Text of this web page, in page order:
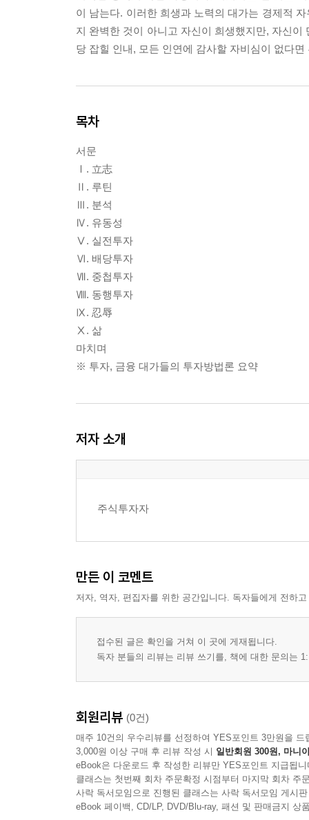
이 남는다. 이러한 희생과 노력의 대가는 경제적
지 완벽한 것이 아니고 자신이 희생했지만, 자신
당 잡힐 인내, 모든 인연에 감사할 자비심이 없다
목차
서문
Ⅰ. 立志
Ⅱ. 루틴
Ⅲ. 분석
Ⅳ. 유동성
Ⅴ. 실전투자
Ⅵ. 배당투자
Ⅶ. 중첩투자
Ⅷ. 동행투자
Ⅸ. 忍辱
Ⅹ. 삶
마치며
※ 투자, 금융 대가들의 투자방법론 요약
저자 소개
주식투자자
만든 이 코멘트
저자, 역자, 편집자를 위한 공간입니다. 독자들에게 전하
접수된 글은 확인을 거쳐 이 곳에 게재됩니다.
독자 분들의 리뷰는 리뷰 쓰기를, 책에 대한 문의는
회원리뷰 (0건)
매주 10건의 우수리뷰를 선정하여 YES포인트 3만원을 드
3,000원 이상 구매 후 리뷰 작성 시 일반회원 300원, 마니
eBook은 다운로드 후 작성한 리뷰만 YES포인트 지급됩니
클래스는 첫번째 회차 주문확정 시점부터 마지막 회차 주
사락 독서모임으로 진행된 클래스는 사락 독서모임 게시
eBook 페이백, CD/LP, DVD/Blu-ray, 패션 및 판매금지 상